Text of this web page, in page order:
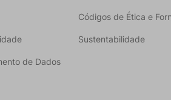
de Dados
Códigos de Ética e
Sustentabilidade